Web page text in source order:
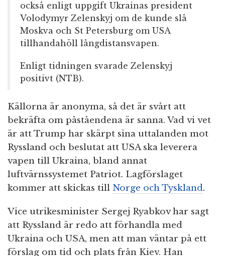
också enligt uppgift Ukrainas president
Volodymyr Zelenskyj om de kunde slå
Moskva och St Petersburg om USA
tillhandahöll långdistansvapen.
Enligt tidningen svarade Zelenskyj
positivt (NTB).
Källorna är anonyma, så det är svårt att
bekräfta om påståendena är sanna. Vad vi vet
är att Trump har skärpt sina uttalanden mot
Ryssland och beslutat att USA ska leverera
vapen till Ukraina, bland annat
luftvärnssystemet Patriot. Lagförslaget
kommer att skickas till Norge och Tyskland.
Vice utrikesminister Sergej Ryabkov har sagt
att Ryssland är redo att förhandla med
Ukraina och USA, men att man väntar på ett
förslag om tid och plats från Kiev. Han